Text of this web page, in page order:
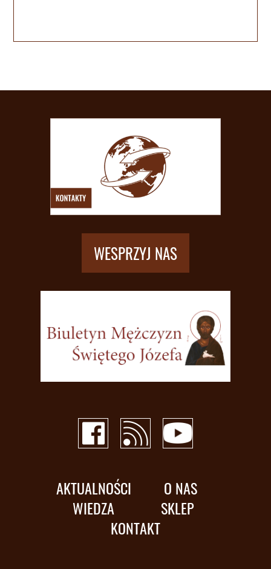
WESPRZYJ NAS
AKTUALNOŚCI
O NAS
WIEDZA
SKLEP
KONTAKT